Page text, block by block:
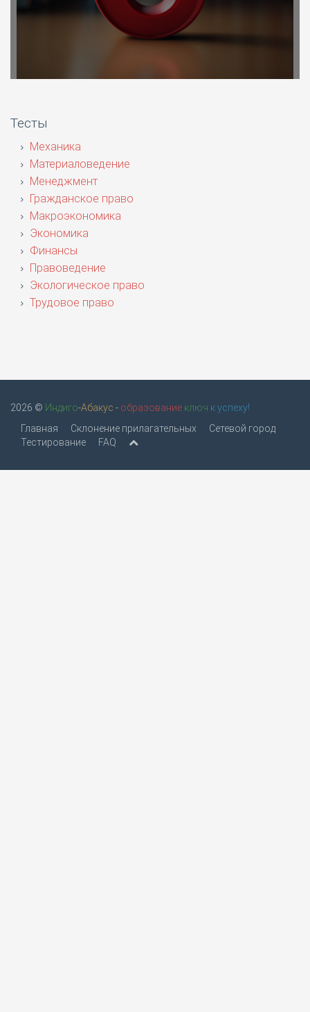
Тесты
Механика
Материаловедение
Менеджмент
Гражданское право
Макроэкономика
Экономика
Финансы
Правоведение
Экологическое право
Трудовое право
2026 © Индиго-Абакус - образование ключ к успеху!
Главная
Склонение прилагательных
Сетевой город
Тестирование
FAQ